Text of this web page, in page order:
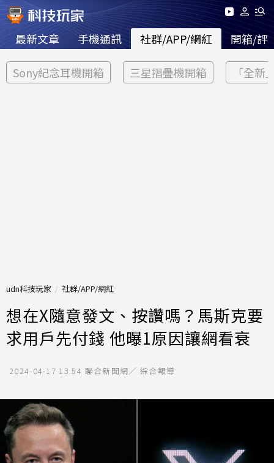
最新文章 手機通訊 社群/APP/網紅 開箱/評
Sony紀念耳機開箱 三星摺疊機開箱 「全新
udn科技玩家 社群/APP/網紅
想在X隨意發文、按讚嗎？馬斯克要
求用戶先付錢 他曝1原因讓網看衰
2024-04-17 13:54 聯合新聞網／ 綜合報導